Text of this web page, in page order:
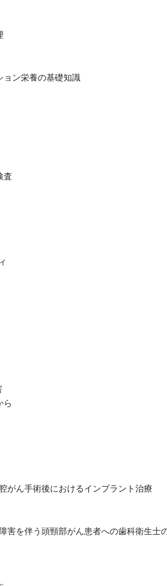
ョン栄養の基礎知識
査
ら
がん手術後におけるインプラント治療
害を伴う頭頸部がん患者への歯科衛生士